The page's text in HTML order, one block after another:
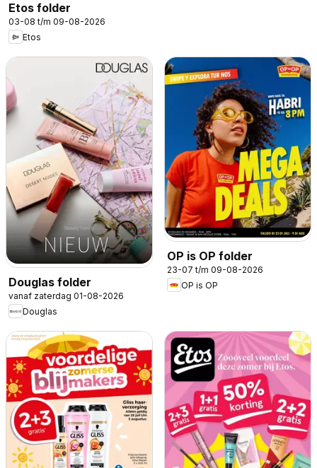
Etos folder
03-08 t/m 09-08-2026
Etos
Douglas folder
vanaf zaterdag 01-08-2026
Douglas
OP is OP folder
23-07 t/m 09-08-2026
OP is OP